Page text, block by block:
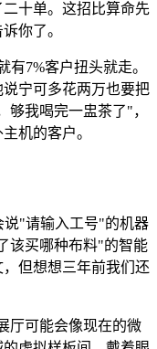
十单。这招比算命先
你了。
7%客户扭头就走。
宁可多花两万也要把
够我喝完一盅茶了"，
机的客户。
"请输入工号"的机器
该买哪种布料"的智能
但想想三年前我们还
厅可能会像现在的微